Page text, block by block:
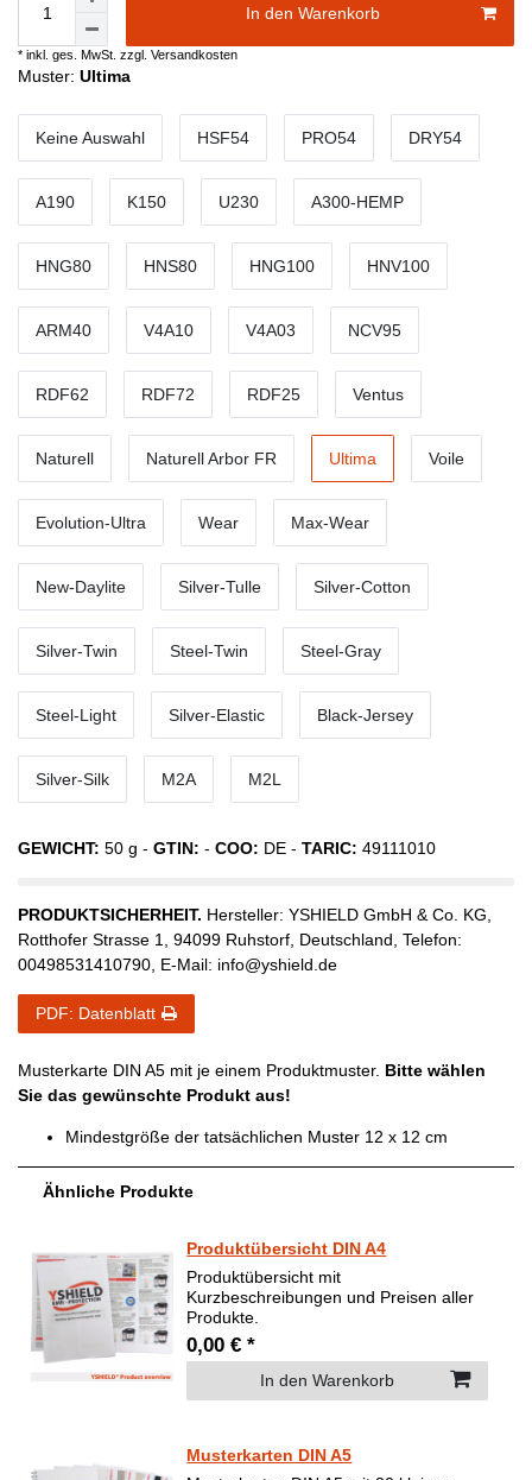
In den Warenkorb
* inkl. ges. MwSt. zzgl. Versandkosten
Muster: Ultima
Keine Auswahl HSF54 PRO54 DRY54
A190 K150 U230 A300-HEMP
HNG80 HNS80 HNG100 HNV100
ARM40 V4A10 V4A03 NCV95
RDF62 RDF72 RDF25 Ventus
Naturell Naturell Arbor FR Ultima Voile
Evolution-Ultra Wear Max-Wear
New-Daylite Silver-Tulle Silver-Cotton
Silver-Twin Steel-Twin Steel-Gray
Steel-Light Silver-Elastic Black-Jersey
Silver-Silk M2A M2L
GEWICHT: 50 g - GTIN: - COO: DE - TARIC: 49111010
PRODUKTSICHERHEIT. Hersteller: YSHIELD GmbH & Co. KG,
Rotthofer Strasse 1, 94099 Ruhstorf, Deutschland, Telefon:
00498531410790, E-Mail: info@yshield.de
PDF: Datenblatt
Musterkarte DIN A5 mit je einem Produktmuster. Bitte wählen
Sie das gewünschte Produkt aus!
Mindestgröße der tatsächlichen Muster 12 x 12 cm
Ähnliche Produkte
Produktübersicht DIN A4
Produktübersicht mit
Kurzbeschreibungen und Preisen aller
Produkte.
0,00 € *
In den Warenkorb
Musterkarten DIN A5